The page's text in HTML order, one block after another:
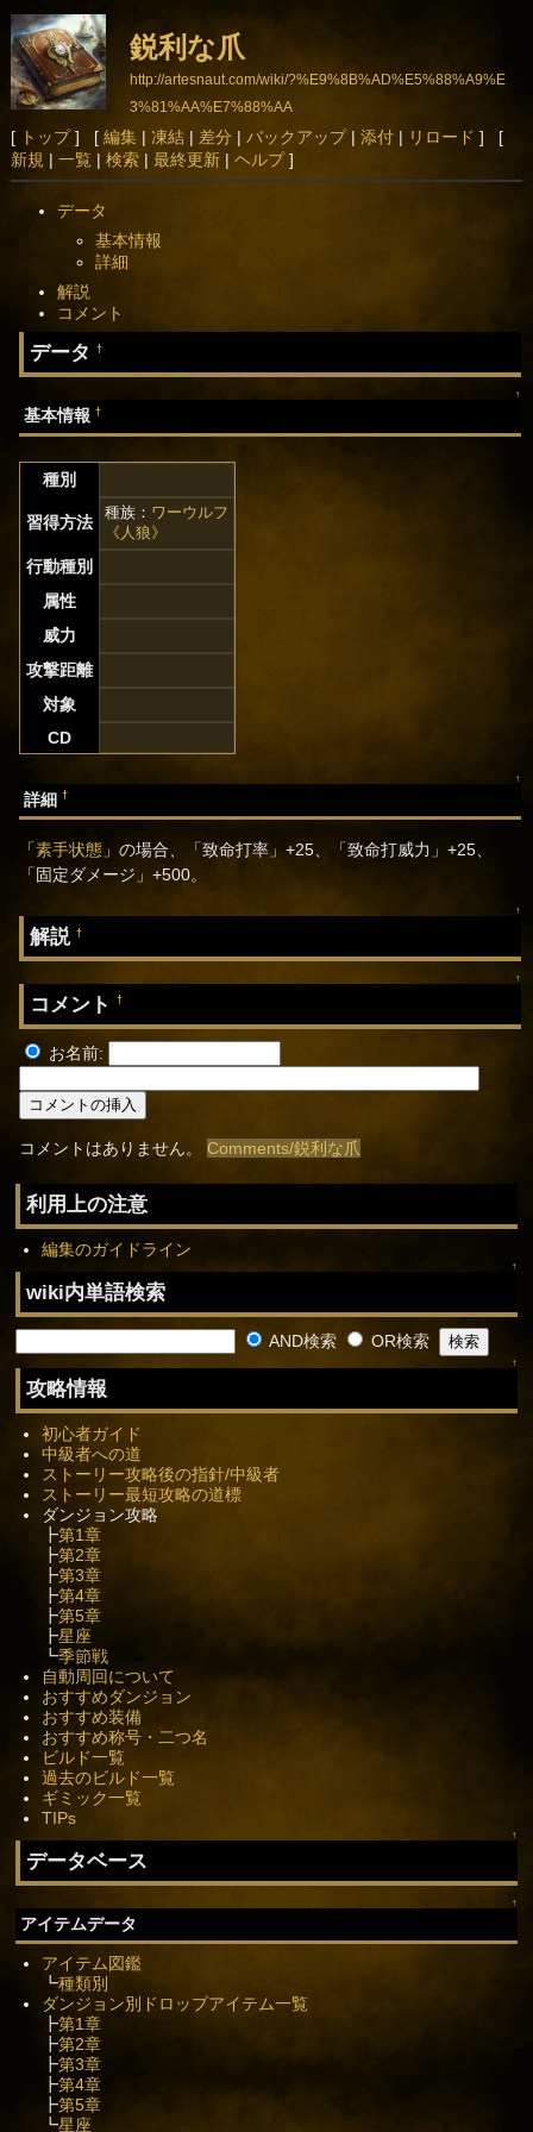
鋭利な爪
http://artesnaut.com/wiki/?%E9%8B%AD%E5%88%A9%E
3%81%AA%E7%88%AA
[ トップ] [ 編集| 凍結| 差分 | バックアップ| 添付| リロード ] [
新規 | 一覧 | 検索| 最終更新| ヘルプ]
データ
基本情報
詳細
解説
コメント
データ†
↑
基本情報†
種別
習得方法
種族： ワーウルフ
《人狼》
行動種別
属性
威力
攻撃距離
対象
CD
↑
詳細†
「素手状態 」の場合、「致命打率」+25、「致命打威力」+25、
「固定ダメージ」+500。
↑
解説†
↑
コメント†
お名前:
コメントはありません。Comments/鋭利な爪
利用上の注意
編集のガイドライン
↑
wiki内単語検索
AND検索 OR検索
↑
攻略情報
初心者ガイド
中級者への道
ストーリー攻略後の指針/中級者
ストーリー最短攻略の道標
ダンジョン攻略
┣第1章
┣第2章
┣第3章
┣第4章
┣第5章
┣星座
┗季節戦
自動周回について
おすすめダンジョン
おすすめ装備
おすすめ称号・二つ名
ビルド一覧
過去のビルド一覧
ギミック一覧
TIPs
↑
データベース
↑
アイテムデータ
アイテム図鑑
┗種類別
ダンジョン別ドロップアイテム一覧
┣第1章
┣第2章
┣第3章
┣第4章
┣第5章
┗星座